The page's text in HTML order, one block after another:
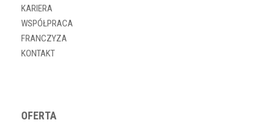
KARIERA
WSPÓŁPRACA
FRANCZYZA
KONTAKT
OFERTA